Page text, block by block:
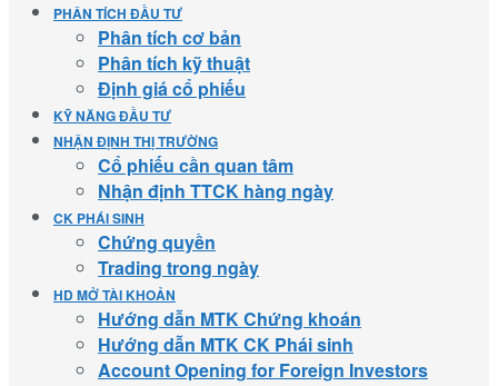
PHÂN TÍCH ĐẦU TƯ
Phân tích cơ bản
Phân tích kỹ thuật
Định giá cổ phiếu
KỸ NĂNG ĐẦU TƯ
NHẬN ĐỊNH THỊ TRƯỜNG
Cổ phiếu cần quan tâm
Nhận định TTCK hàng ngày
CK PHÁI SINH
Chứng quyền
Trading trong ngày
HD MỞ TÀI KHOẢN
Hướng dẫn MTK Chứng khoán
Hướng dẫn MTK CK Phái sinh
Account Opening for Foreign Investors